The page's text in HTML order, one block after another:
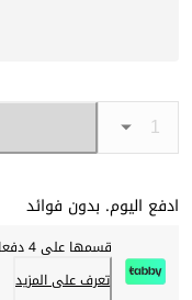
ادفع اليوم. بدون فوائد
قسمها على 4 دفعات شهرية بقيمة
تعرف على المزيد